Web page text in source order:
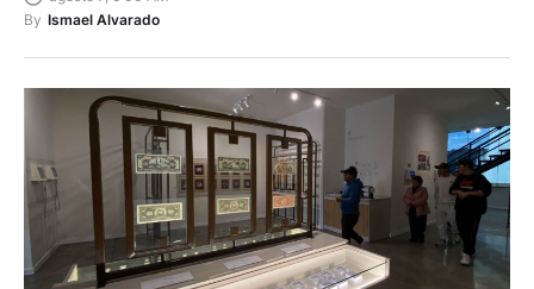
agosto 7, 5:00 AM